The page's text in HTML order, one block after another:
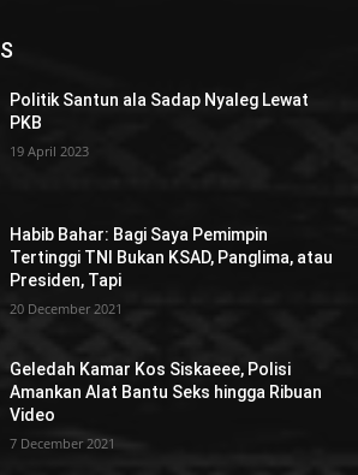
Politik Santun ala Sadap Nyaleg Lewat
PKB
19 April 2023
Habib Bahar: Bagi Saya Pemimpin
Tertinggi TNI Bukan KSAD, Panglima, atau
Presiden, Tapi
20 December 2021
Geledah Kamar Kos Siskaeee, Polisi
Amankan Alat Bantu Seks hingga Ribuan
Video
7 December 2021